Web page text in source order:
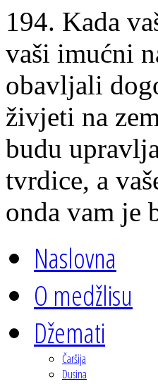
194. Kada
vaši imućni
obavljali
živjeti na
budu
tvrdice, a
onda vam je
Naslovna
O medžlisu
Džemati
Čaršija
Dusina